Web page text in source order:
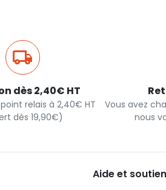
dès 2,40€ HT
relais à 2,40€ HT
dès 19,90€)
Vous avez
nous
Aide et soutien